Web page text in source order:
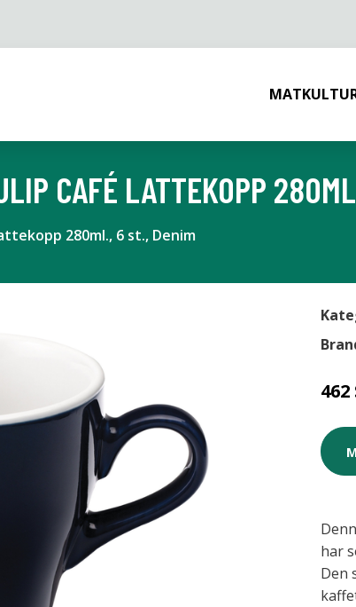
CAFÉ LATTEKOPP
280ml., 6 st., Denim
462
har
Den